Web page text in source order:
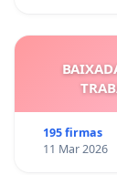
195 firmas
11 Mar 2026